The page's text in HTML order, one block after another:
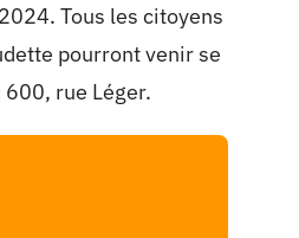
Tous les citoyens
pourront venir se
rue Léger.